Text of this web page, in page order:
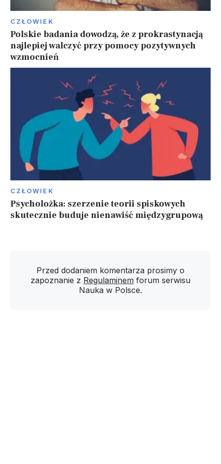
CZŁOWIEK
Polskie badania dowodzą, że z prokrastynacją
najlepiej walczyć przy pomocy pozytywnych
wzmocnień
CZŁOWIEK
Psycholożka: szerzenie teorii spiskowych
skutecznie buduje nienawiść międzygrupową
Przed dodaniem komentarza prosimy o
zapoznanie z Regulaminem forum serwisu
Nauka w Polsce.